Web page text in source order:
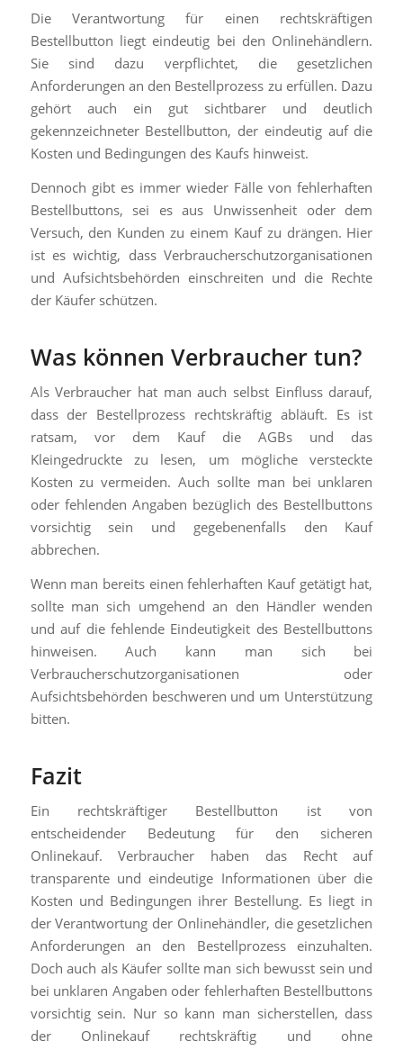
Die Verantwortung für einen rechtskräftigen
Bestellbutton liegt eindeutig bei den Onlinehändlern.
Sie sind dazu verpflichtet, die gesetzlichen
Anforderungen an den Bestellprozess zu erfüllen. Dazu
gehört auch ein gut sichtbarer und deutlich
gekennzeichneter Bestellbutton, der eindeutig auf die
Kosten und Bedingungen des Kaufs hinweist.
Dennoch gibt es immer wieder Fälle von fehlerhaften
Bestellbuttons, sei es aus Unwissenheit oder dem
Versuch, den Kunden zu einem Kauf zu drängen. Hier
ist es wichtig, dass Verbraucherschutzorganisationen
und Aufsichtsbehörden einschreiten und die Rechte
der Käufer schützen.
Was können Verbraucher tun?
Als Verbraucher hat man auch selbst Einfluss darauf,
dass der Bestellprozess rechtskräftig abläuft. Es ist
ratsam, vor dem Kauf die AGBs und das
Kleingedruckte zu lesen, um mögliche versteckte
Kosten zu vermeiden. Auch sollte man bei unklaren
oder fehlenden Angaben bezüglich des Bestellbuttons
vorsichtig sein und gegebenenfalls den Kauf
abbrechen.
Wenn man bereits einen fehlerhaften Kauf getätigt hat,
sollte man sich umgehend an den Händler wenden
und auf die fehlende Eindeutigkeit des Bestellbuttons
hinweisen. Auch kann man sich bei
Verbraucherschutzorganisationen oder
Aufsichtsbehörden beschweren und um Unterstützung
bitten.
Fazit
Ein rechtskräftiger Bestellbutton ist von
entscheidender Bedeutung für den sicheren
Onlinekauf. Verbraucher haben das Recht auf
transparente und eindeutige Informationen über die
Kosten und Bedingungen ihrer Bestellung. Es liegt in
der Verantwortung der Onlinehändler, die gesetzlichen
Anforderungen an den Bestellprozess einzuhalten.
Doch auch als Käufer sollte man sich bewusst sein und
bei unklaren Angaben oder fehlerhaften Bestellbuttons
vorsichtig sein. Nur so kann man sicherstellen, dass
der Onlinekauf rechtskräftig und ohne